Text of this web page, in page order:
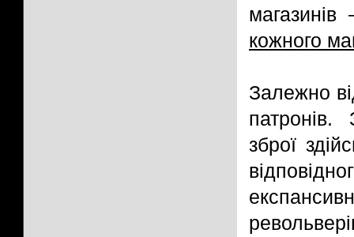
кожного
Залежно
патронів.
зброї